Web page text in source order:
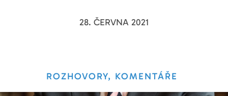
28. ČERVNA 2021
ROZHOVORY, KOMENTÁŘE